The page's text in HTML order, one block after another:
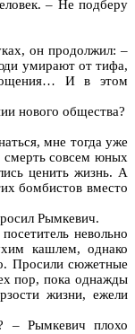
– Не подберу
он продолжил: –
умирают от тифа,
И в этом
нового общества?
мне тогда уже
смерть совсем юных
ценить жизнь. А
бомбистов вместо
Рымкевич.
невольно
кашлем, однако
Просили сюжетные
пор, пока однажды
жизни, ежели
– Рымкевич плохо